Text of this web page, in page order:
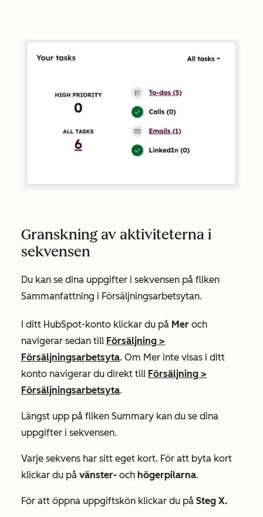
Granskning av aktiviteterna i
sekvensen
Du kan se dina uppgifter i sekvensen på fliken
Sammanfattning i Försäljningsarbetsytan.
I ditt HubSpot-konto klickar du på Mer och
navigerar sedan till Försäljning >
Försäljningsarbetsyta. Om Mer inte visas i ditt
konto navigerar du direkt till Försäljning >
Försäljningsarbetsyta.
Längst upp på fliken Summary kan du se dina
uppgifter i sekvensen.
Varje sekvens har sitt eget kort. För att byta kort
klickar du på vänster- och högerpilarna.
För att öppna uppgiftskön klickar du på Steg X.